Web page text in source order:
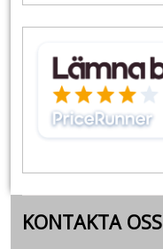
KONTAKTA OSS